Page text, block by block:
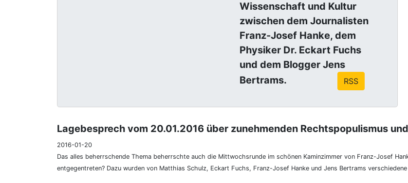
Wissenschaft und Kultur
zwischen dem Journalisten
Franz-Josef Hanke, dem
Physiker Dr. Eckart Fuchs
und dem Blogger Jens
Bertrams.
RSS
Lagebesprech vom 20.01.2016 über zunehmenden Rechtspopulismus
2016-01-20
Das alles beherrschende Thema beherrschte auch die Mittwochsrunde im schönen Kaminzimmer von Franz-Josef
entgegentreten? Dazu wurden von Matthias Schulz, Eckart Fuchs, Franz-Josef Hanke und Jens Bertrams